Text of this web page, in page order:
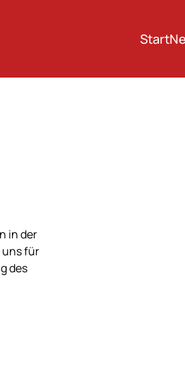
Start
in der
uns für
des